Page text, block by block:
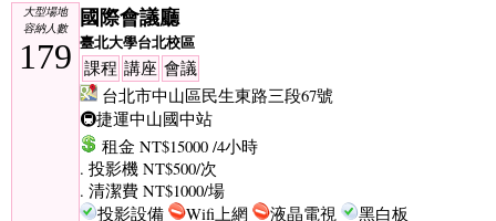
大型場地
容納人數
179
國際會議廳
臺北大學台北校區
課程 講座 會議
台北市中山區民生東路三段67號
🚇捷運中山國中站
租金 NT$15000 /4小時
. 投影機 NT$500/次
. 清潔費 NT$1000/場
投影設備
Wifi上網 液晶電視
黑白板